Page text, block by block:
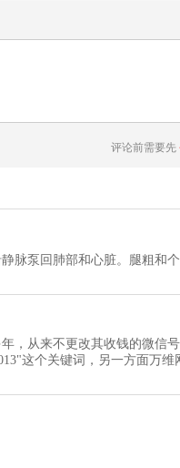
评论前需要先
脉泵回肺部和心脏。腿粗和
，从来不更改其收钱的微信
这个关键词，另一方面万